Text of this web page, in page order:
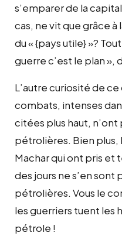
s’emparer de la
cas, ne vit que grâce
du « {pays utile} »?
guerre c’est le plan »,
L’autre curiosité de
combats, intenses
citées plus haut,
pétrolières. Bien plus,
Machar qui ont pris et
des jours ne s’en sont
pétrolières. Vous le
les guerriers tuent les
pétrole !